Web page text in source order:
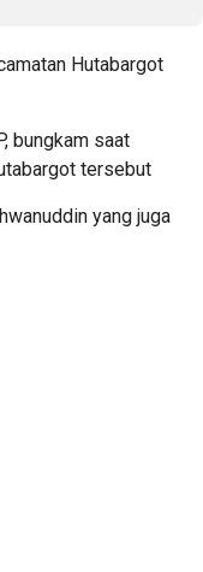
Hutabargot
bungkam saat
tersebut
yang juga